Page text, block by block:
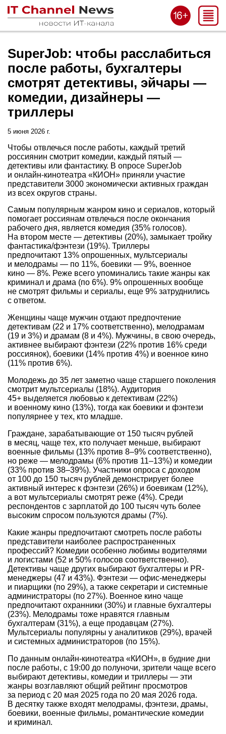
SuperJob: чтобы расслабиться
после работы, бухгалтеры
смотрят детективы, эйчары —
комедии, дизайнеры —
триллеры
5 июня 2026 г.
Чтобы отвлечься после работы, каждый третий
россиянин смотрит комедии, каждый пятый —
детективы или фантастику. В опросе SuperJob
и онлайн-кинотеатра «КИОН» приняли участие
представители 3000 экономически активных граждан
из всех округов страны.
Самым популярным жанром кино и сериалов, который
помогает россиянам отвлечься после окончания
рабочего дня, является комедия (35% голосов).
На втором месте — детективы (20%), замыкает тройку
фантастика/фэнтези (19%). Триллеры
предпочитают 13% опрошенных, мультсериалы
и мелодрамы — по 11%, боевики — 9%, военное
кино — 8%. Реже всего упоминались такие жанры как
криминал и драма (по 6%). 9% опрошенных вообще
не смотрят фильмы и сериалы, еще 9% затруднились
с ответом.
Женщины чаще мужчин отдают предпочтение
детективам (22 и 17% соответственно), мелодрамам
(19 и 3%) и драмам (8 и 4%). Мужчины, в свою очередь,
активнее выбирают фэнтези (22% против 16% среди
россиянок), боевики (14% против 4%) и военное кино
(11% против 6%).
Молодежь до 35 лет заметно чаще старшего поколения
смотрит мультсериалы (18%). Аудитория
45+ выделяется любовью к детективам (22%)
и военному кино (13%), тогда как боевики и фэнтези
популярнее у тех, кто младше.
Граждане, зарабатывающие от 150 тысяч рублей
в месяц, чаще тех, кто получает меньше, выбирают
военные фильмы (13% против 8–9% соответственно),
но реже — мелодрамы (6% против 11–13%) и комедии
(33% против 38–39%). Участники опроса с доходом
от 100 до 150 тысяч рублей демонстрирует более
активный интерес к фэнтези (26%) и боевикам (12%),
а вот мультсериалы смотрят реже (4%). Среди
респондентов с зарплатой до 100 тысяч чуть более
высоким спросом пользуются драмы (7%).
Какие жанры предпочитают смотреть после работы
представители наиболее распространенных
профессий? Комедии особенно любимы водителями
и логистами (52 и 50% голосов соответственно).
Детективы чаще других выбирают бухгалтеры и PR-
менеджеры (47 и 43%). Фэнтези — офис-менеджеры
и пиарщики (по 29%), а также секретари и системные
администраторы (по 27%). Военное кино чаще
предпочитают охранники (30%) и главные бухгалтеры
(23%). Мелодрамы тоже нравятся главным
бухгалтерам (31%), а еще продавцам (27%).
Мультсериалы популярны у аналитиков (29%), врачей
и системных администраторов (по 15%).
По данным онлайн-кинотеатра «КИОН», в будние дни
после работы, с 19:00 до полуночи, зрители чаще всего
выбирают детективы, комедии и триллеры — эти
жанры возглавляют общий рейтинг просмотров
за период с 20 мая 2025 года по 20 мая 2026 года.
В десятку также входят мелодрамы, фэнтези, драмы,
боевики, военные фильмы, романтические комедии
и криминал.